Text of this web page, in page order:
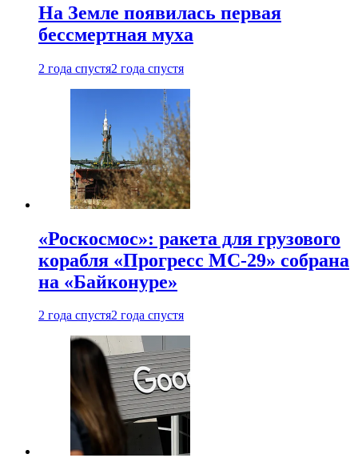
На Земле появилась первая
бессмертная муха
2 года спустя2 года спустя
«Роскосмос»: ракета для грузового
корабля «Прогресс МС-29» собрана
на «Байконуре»
2 года спустя2 года спустя